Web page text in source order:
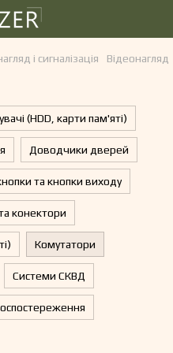
і сигналізація Відеонагляд
(HDD, карти пам'яті)
Доводчики дверей
та кнопки виходу
конектори
Комутатори
Системи СКВД